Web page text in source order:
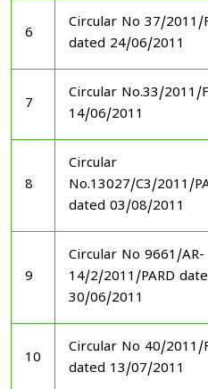
6
Circular No 37/2011/
dated 24/06/2011
7
Circular No.33/2011/
14/06/2011
8
Circular
No.13027/C3/2011/
dated 03/08/2011
9
Circular No 9661/AR-
14/2/2011/PARD
30/06/2011
10
Circular No 40/2011/
dated 13/07/2011